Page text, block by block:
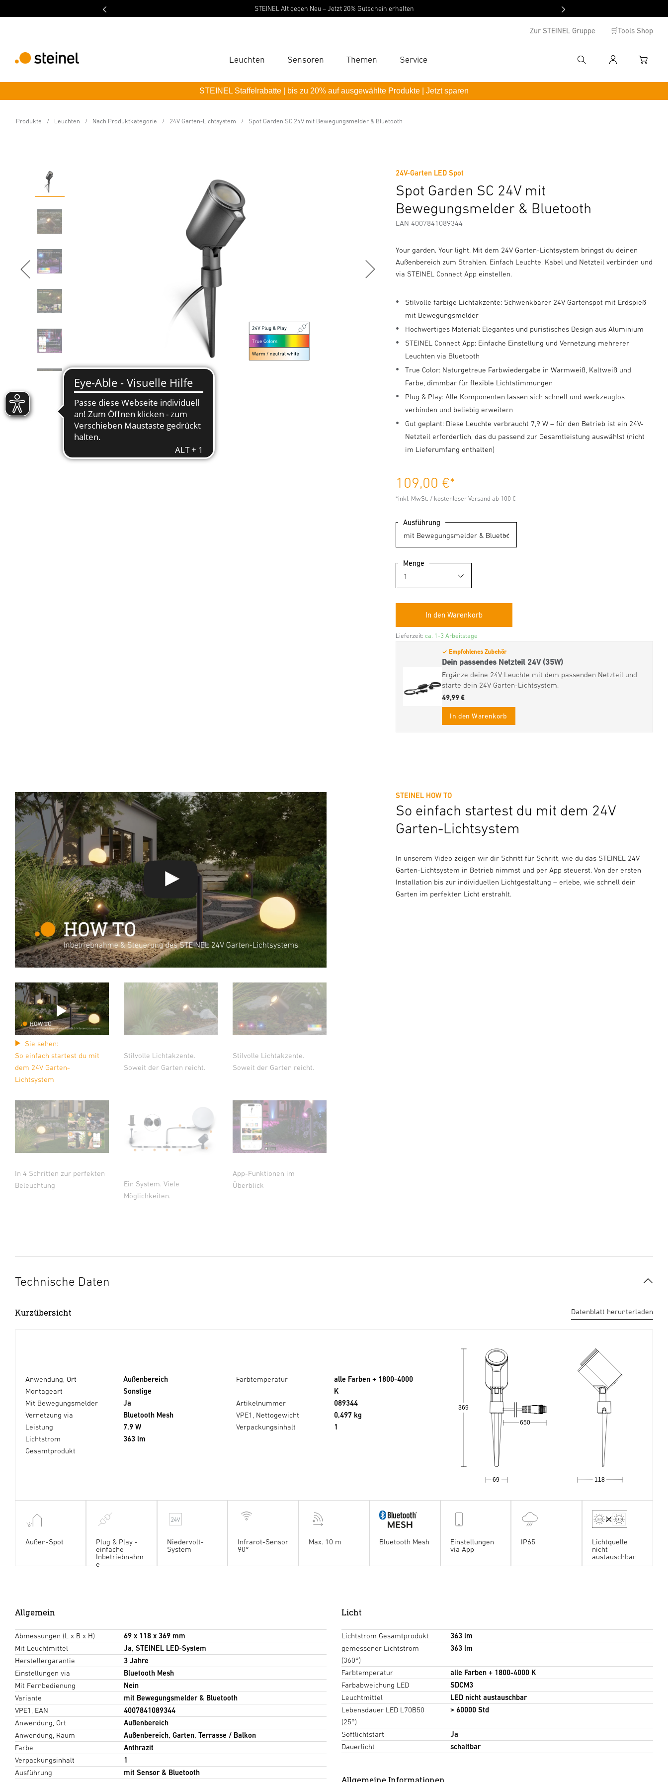
STEINEL Alt gegen Neu – Jetzt 20% Gutschein erhalten
Zur STEINEL Gruppe 🛒Tools Shop
Leuchten Sensoren Themen Service
Suche
Suche
Suchbegriff eingeben
Anmelden
Anmelden
STEINEL Staffelrabatte | bis zu 20% auf ausgewählte Produkte | Jetzt sparen
Produkte Leuchten Nach Produktkategorie 24V Garten-Lichtsystem Spot Garden SC 24V mit Bewegungsmelder & Bluetooth
24V-Garten LED Spot
Spot Garden SC 24V mit
Bewegungsmelder & Bluetooth
EAN 4007841089344
Your garden. Your light. Mit dem 24V Garten-Lichtsystem bringst du deinen
Außenbereich zum Strahlen. Einfach Leuchte, Kabel und Netzteil verbinden und
via STEINEL Connect App einstellen.
Stilvolle farbige Lichtakzente: Schwenkbarer 24V Gartenspot mit Erdspieß
mit Bewegungsmelder
Hochwertiges Material: Elegantes und puristisches Design aus Aluminium
STEINEL Connect App: Einfache Einstellung und Vernetzung mehrerer
Leuchten via Bluetooth
True Color: Naturgetreue Farbwiedergabe in Warmweiß, Kaltweiß und
Farbe, dimmbar für flexible Lichtstimmungen
Plug & Play: Alle Komponenten lassen sich schnell und werkzeuglos
verbinden und beliebig erweitern
Gut geplant: Diese Leuchte verbraucht 7,9 W – für den Betrieb ist ein 24V-
Netzteil erforderlich, das du passend zur Gesamtleistung auswählst (nicht
im Lieferumfang enthalten)
109,00 €*
*inkl. MwSt. / kostenloser Versand ab 100 €
Ausführung
Menge
Lieferzeit: ca. 1-3 Arbeitstage
✓ Empfohlenes Zubehör
Dein passendes Netzteil 24V (35W)
Ergänze deine 24V Leuchte mit dem passenden Netzteil und
starte dein 24V Garten-Lichtsystem.
49,99 €
In den Warenkorb
Sie sehen:
So einfach startest du mit
dem 24V Garten-
Lichtsystem
Stilvolle Lichtakzente.
Soweit der Garten reicht.
Stilvolle Lichtakzente.
Soweit der Garten reicht.
In 4 Schritten zur perfekten
Beleuchtung
Ein System. Viele
Möglichkeiten.
App-Funktionen im
Überblick
STEINEL HOW TO
So einfach startest du mit dem 24V
Garten-Lichtsystem
In unserem Video zeigen wir dir Schritt für Schritt, wie du das STEINEL 24V
Garten-Lichtsystem in Betrieb nimmst und per App steuerst. Von der ersten
Installation bis zur individuellen Lichtgestaltung – erlebe, wie schnell dein
Garten im perfekten Licht erstrahlt.
Technische Daten
Kurzübersicht Datenblatt herunterladen
Anwendung, Ort
Außenbereich
Montageart
Sonstige
Mit Bewegungsmelder
Ja
Vernetzung via
Bluetooth Mesh
Leistung
7,9 W
Lichtstrom
Gesamtprodukt
363 lm
Farbtemperatur
alle Farben + 1800-4000
K
Artikelnummer
089344
VPE1, Nettogewicht
0,497 kg
Verpackungsinhalt
1
118
69
369
650
Außen-Spot
Plug & Play -
einfache
Inbetriebnahm
e
Niedervolt-
System
Infrarot-Sensor
90°
Max. 10 m Bluetooth Mesh
Einstellungen
via App
IP65
Lichtquelle
nicht
austauschbar
Allgemein
Abmessungen (L x B x H)
69 x 118 x 369 mm
Mit Leuchtmittel
Ja, STEINEL LED-System
Herstellergarantie
3 Jahre
Einstellungen via
Bluetooth Mesh
Mit Fernbedienung
Nein
Variante
mit Bewegungsmelder & Bluetooth
VPE1, EAN
4007841089344
Anwendung, Ort
Außenbereich
Anwendung, Raum
Außenbereich, Garten, Terrasse / Balkon
Farbe
Anthrazit
Verpackungsinhalt
1
Ausführung
mit Sensor & Bluetooth
Licht
Lichtstrom Gesamtprodukt
363 lm
gemessener Lichtstrom
(360°)
363 lm
Farbtemperatur
alle Farben + 1800-4000 K
Farbabweichung LED
SDCM3
Leuchtmittel
LED nicht austauschbar
Lebensdauer LED L70B50
(25°)
> 60000 Std
Softlichtstart
Ja
Dauerlicht
schaltbar
Allgemeine Informationen